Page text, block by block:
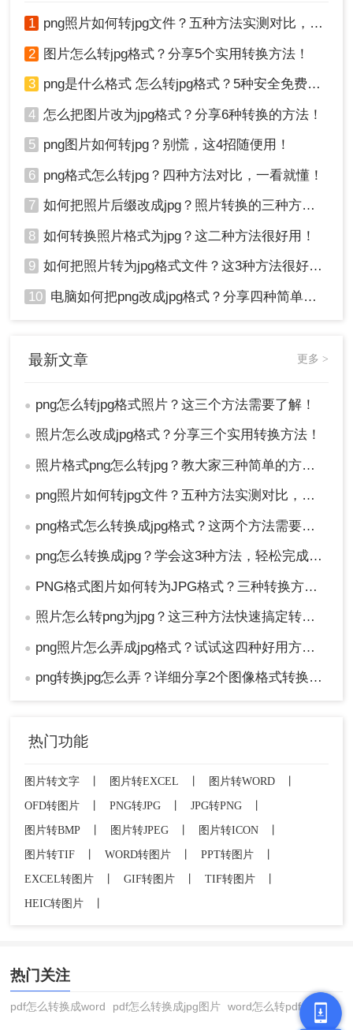
1 png照片如何转jpg文件？五种方法实测对比，附各场景最优选!！
2 图片怎么转jpg格式？分享5个实用转换方法！
3 png是什么格式 怎么转jpg格式？5种安全免费转换方法全解析！
4 怎么把图片改为jpg格式？分享6种转换的方法！
5 png图片如何转jpg？别慌，这4招随便用！
6 png格式怎么转jpg？四种方法对比，一看就懂！
7 如何把照片后缀改成jpg？照片转换的三种方法！
8 如何转换照片格式为jpg？这二种方法很好用！
9 如何把照片转为jpg格式文件？这3种方法很好用!！
10 电脑如何把png改成jpg格式？分享四种简单转换方法！
最新文章 更多 >
● png怎么转jpg格式照片？这三个方法需要了解！
● 照片怎么改成jpg格式？分享三个实用转换方法！
● 照片格式png怎么转jpg？教大家三种简单的方法！
● png照片如何转jpg文件？五种方法实测对比，附各场景最优选!！
● png格式怎么转换成jpg格式？这两个方法需要了解！
● png怎么转换成jpg？学会这3种方法，轻松完成图片转换！
● PNG格式图片如何转为JPG格式？三种转换方法了解一下！
● 照片怎么转png为jpg？这三种方法快速搞定转换！
● png照片怎么弄成jpg格式？试试这四种好用方法！
● png转换jpg怎么弄？详细分享2个图像格式转换方法！
热门功能
图片转文字 图片转EXCEL 图片转WORD
OFD转图片
PNG转JPG JPG转PNG
图片转BMP
图片转JPEG 图片转ICON
图片转TIF
WORD转图片 PPT转图片
EXCEL转图片
GIF转图片 TIF转图片
HEIC转图片
热门关注
pdf怎么转换成word pdf怎么转换成jpg图片 word怎么转pdf